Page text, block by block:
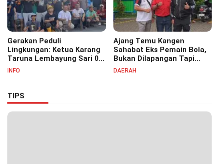
Gerakan Peduli
Lingkungan: Ketua Karang
Taruna Lembayung Sari 09
Irvan Permana Ajak
INFO
Ajang Temu Kangen
Sahabat Eks Pemain Bola,
Bukan Dilapangan Tapi
Ditongkrongan
DAERAH
TIPS